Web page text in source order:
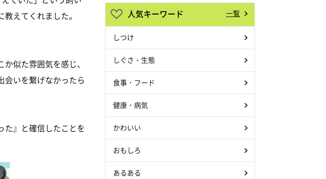
えてくれました。
似た雰囲気を感じ、
会いを繋げなかったら
た』と確信したことを
人気キーワード 一覧
しつけ
しぐさ・生態
食事・フード
健康・病気
かわいい
おもしろ
あるある